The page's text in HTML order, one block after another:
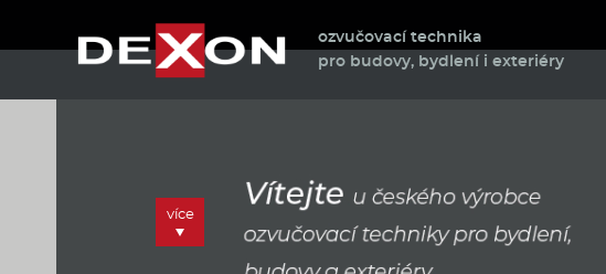
ozvučovací technika
pro budovy, bydlení i exteriéry
více